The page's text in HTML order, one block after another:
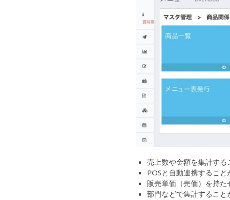
売上数や金額を集計する
POSと自動連携すること
販売単価（売価）を持た
部門などで集計すること